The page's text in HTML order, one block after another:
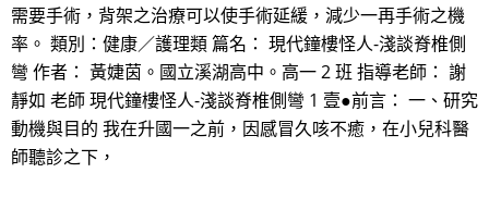
需要手術，背架之治療可以使手術延緩，減少一再手術之機
率。 類別：健康／護理類 篇名： 現代鐘樓怪人-淺談脊椎側
彎 作者： 黃婕茵。國立溪湖高中。高一 2 班 指導老師： 謝
靜如 老師 現代鐘樓怪人-淺談脊椎側彎 1 壹●前言： 一、研究
動機與目的 我在升國一之前，因感冒久咳不癒，在小兒科醫
師聽診之下，